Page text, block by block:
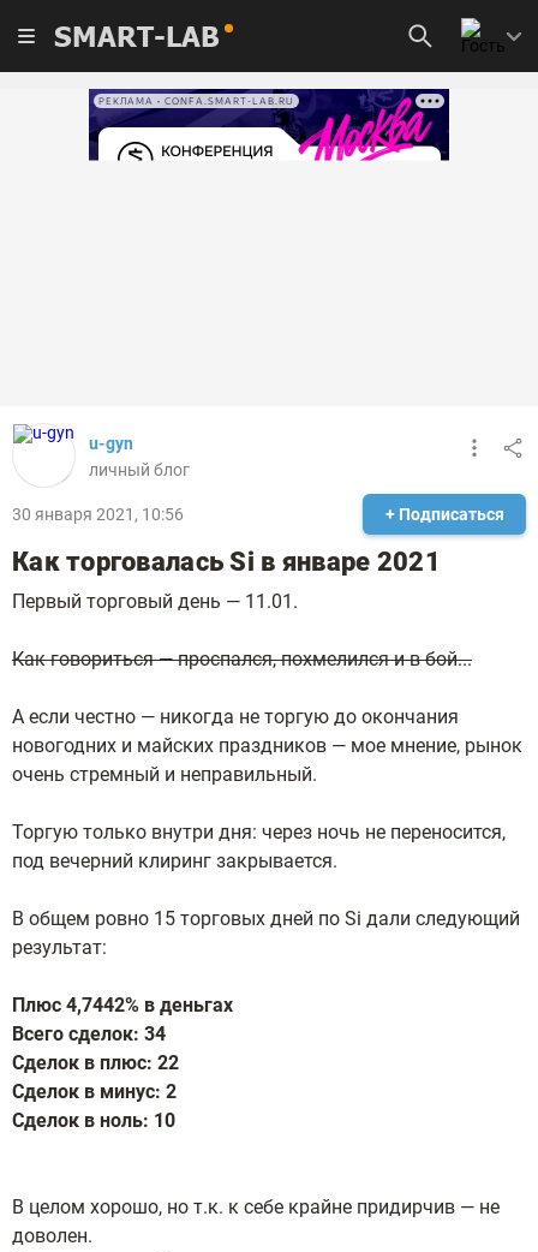
SMART-LAB
РЕКЛАМА • CONFA.SMART-LAB.RU
u-gyn
личный блог
30 января 2021, 10:56 + Подписаться
Как торговалась Si в январе 2021
Первый торговый день — 11.01.
Как говориться — проспался, похмелился и в бой...
А если честно — никогда не торгую до окончания
новогодних и майских праздников — мое мнение, рынок
очень стремный и неправильный.
Торгую только внутри дня: через ночь не переносится,
под вечерний клиринг закрывается.
В общем ровно 15 торговых дней по Si дали следующий
результат:
Плюс 4,7442% в деньгах
Всего сделок: 34
Сделок в плюс: 22
Сделок в минус: 2
Сделок в ноль: 10
В целом хорошо, но т.к. к себе крайне придирчив — не
доволен.